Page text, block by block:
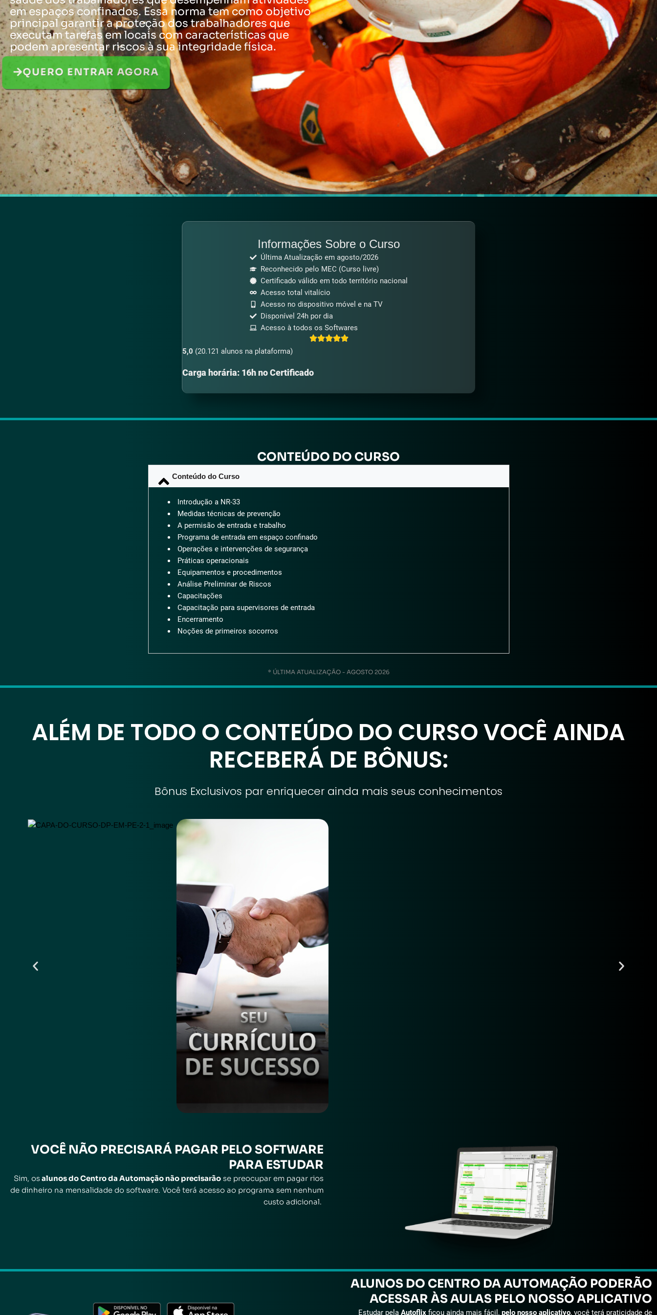
em espaços confinados. Essa norma tem como objetivo
principal garantir a proteção dos trabalhadores que
executam tarefas em locais com características que
podem apresentar riscos à sua integridade física.
QUERO ENTRAR AGORA
Informações Sobre o Curso
Última Atualização em agosto/2026
Reconhecido pelo MEC (Curso livre)
Certificado válido em todo território nacional
Acesso total vitalício
Acesso no dispositivo móvel e na TV
Disponível 24h por dia
Acesso à todos os Softwares
5,0 (20.121 alunos na plataforma)
Carga horária: 16h no Certificado
CONTEÚDO DO CURSO
Conteúdo do Curso
Introdução a NR-33
Medidas técnicas de prevenção
A permisão de entrada e trabalho
Programa de entrada em espaço confinado
Operações e intervenções de segurança
Práticas operacionais
Equipamentos e procedimentos
Análise Preliminar de Riscos
Capacitações
Capacitação para supervisores de entrada
Encerramento
Noções de primeiros socorros
* ÚLTIMA ATUALIZAÇÃO - AGOSTO 2026
ALÉM DE TODO O CONTEÚDO DO CURSO VOCÊ AINDA
RECEBERÁ DE BÔNUS:
Bônus Exclusivos par enriquecer ainda mais seus conhecimentos
VOCÊ NÃO PRECISARÁ PAGAR PELO SOFTWARE
PARA ESTUDAR
Sim, os alunos do Centro da Automação não precisarão se preocupar em pagar rios
de dinheiro na mensalidade do software. Você terá acesso ao programa sem nenhum
custo adicional.
ALUNOS DO CENTRO DA AUTOMAÇÃO PODERÃO
ACESSAR ÀSAULAS PELO NOSSO APLICATIVO
Estudar pela Autoflix ficou ainda mais fácil, pelo nosso aplicativo, você terá praticidade de